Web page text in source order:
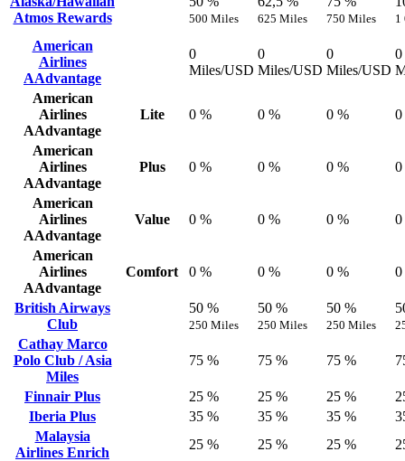
Atmos Rewards
500 Miles 625 Miles 750 Miles 1
American
Airlines
AAdvantage
0
Miles/USD
0
Miles/USD
0
Miles/USD
0
American
Airlines
AAdvantage
Lite 0 % 0 % 0 % 0
American
Airlines
AAdvantage
Plus 0 % 0 % 0 % 0
American
Airlines
AAdvantage
Value 0 % 0 % 0 % 0
American
Airlines
AAdvantage
Comfort 0 % 0 % 0 % 0
British Airways
Club
50 %
250 Miles
50 %
250 Miles
50 %
250 Miles
Cathay Marco
Polo Club / Asia
Miles
75 % 75 % 75 %
Finnair Plus 25 % 25 % 25 %
Iberia Plus
35 % 35 % 35 %
Malaysia
Airlines Enrich
25 % 25 % 25 %